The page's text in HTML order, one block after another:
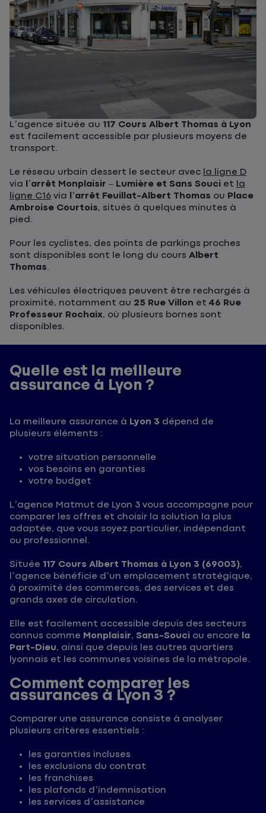
L’agence située au 117 Cours Albert Thomas à Lyon
est facilement accessible par plusieurs moyens de
transport.
Le réseau urbain dessert le secteur avec la ligne D
via l’arrêt Monplaisir – Lumière et Sans Souci et la
ligne C16 via l’arrêt Feuillat-Albert Thomas ou Place
Ambroise Courtois, situés à quelques minutes à
pied.
Pour les cyclistes, des points de parkings proches
sont disponibles sont le long du cours Albert
Thomas.
Les véhicules électriques peuvent être rechargés à
proximité, notamment au 25 Rue Villon et 46 Rue
Professeur Rochaix, où plusieurs bornes sont
disponibles.
Quelle est la meilleure
assurance à Lyon ?
La meilleure assurance à Lyon 3 dépend de
plusieurs éléments :
votre situation personnelle
vos besoins en garanties
votre budget
L’agence Matmut de Lyon 3 vous accompagne pour
comparer les offres et choisir la solution la plus
adaptée, que vous soyez particulier, indépendant
ou professionnel.
Située 117 Cours Albert Thomas à Lyon 3 (69003),
l’agence bénéficie d’un emplacement stratégique,
à proximité des commerces, des services et des
grands axes de circulation.
Elle est facilement accessible depuis des secteurs
connus comme Monplaisir, Sans-Souci ou encore la
Part-Dieu, ainsi que depuis les autres quartiers
lyonnais et les communes voisines de la métropole.
Comment comparer les
assurances à Lyon 3 ?
Comparer une assurance consiste à analyser
plusieurs critères essentiels :
les garanties incluses
les exclusions du contrat
les franchises
les plafonds d’indemnisation
les services d’assistance